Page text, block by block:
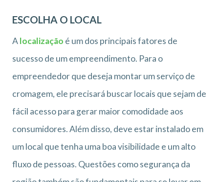
ESCOLHA O LOCAL
Alocalização é um dos principais fatores de
sucesso de um empreendimento. Para o
empreendedor que deseja montar um serviço de
cromagem, ele precisará buscar locais que sejam de
fácil acesso para gerar maior comodidade aos
consumidores. Além disso, deve estar instalado em
um local que tenha uma boa visibilidade e um alto
fluxo de pessoas. Questões como segurança da